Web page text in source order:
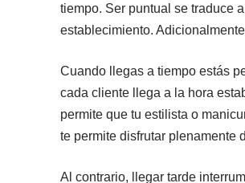
tiempo. Ser puntual se traduce
establecimiento.
Cuando llegas a tiempo estás
cada cliente llega a la hora
permite que tu estilista o
te permite disfrutar plenamente
Al contrario, llegar tarde